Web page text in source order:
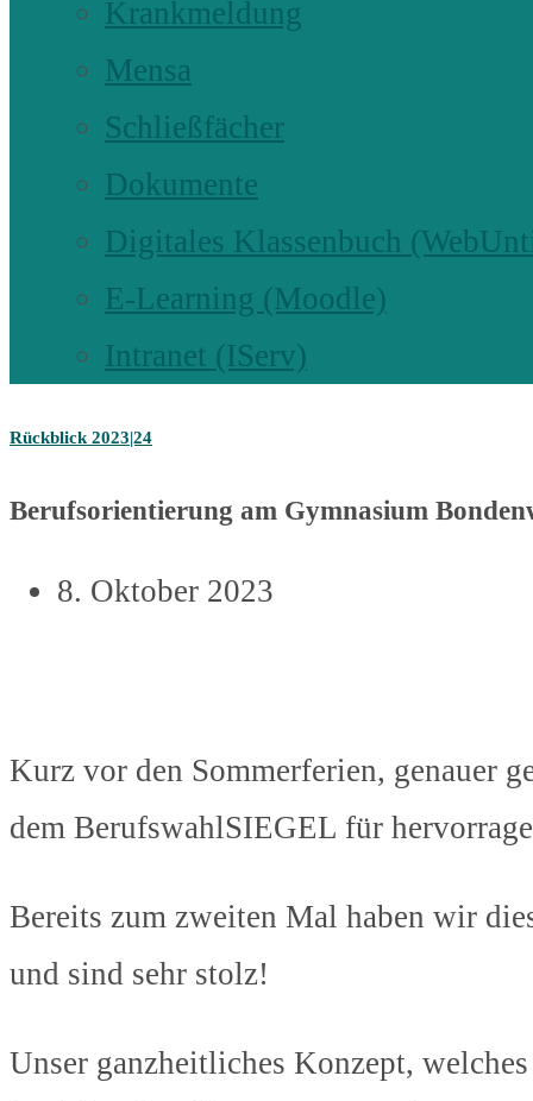
Krankmeldung
Mensa
Schließfächer
Dokumente
Digitales Klassenbuch
E-Learning (Moodle)
Intranet (IServ)
Rückblick 2023|24
Berufsorientierung am Gymnasium
8. Oktober 2023
Kurz vor den Sommerferien, genauer
dem BerufswahlSIEGEL für
Bereits zum zweiten Mal haben wir
und sind sehr stolz!
Unser ganzheitliches Konzept,